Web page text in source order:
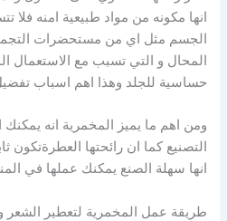
انها مكونه من مواد طبيعية امنه
الجسم مثل اي من مستحضرات
المحال و التي تسبب مع الاستعمال
حساسية للجلد وهذا اهم اسباب
ومن اهم ما يميز المخمرية انه
التصنيع كما ان رائحتها العطرةتكون
انها سهلة الصنع يمكنك عملها في
طريقة عمل المخمرية لتعطير الشعر